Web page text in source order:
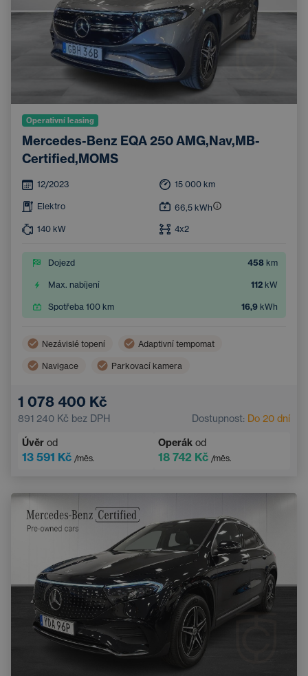
Operativní leasing
Mercedes-Benz EQA 250 AMG,Nav,MB-
Certified,MOMS
12/2023 15 000 km
Elektro 66,5 kWh
140 kW 4x2
Dojezd 458 km
Max. nabíjení 112 kW
Spotřeba 100 km 16,9 kWh
Nezávislé topení Adaptivní tempomat
Navigace Parkovací kamera
1 078 400 Kč
891 240 Kč bez DPH Dostupnost: Do 20 dní
Úvěr od
13 591 Kč /měs.
Operák od
18 742 Kč /měs.